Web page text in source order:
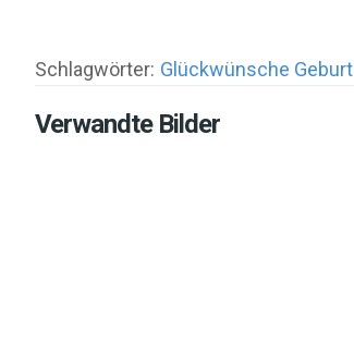
Schlagwörter: Glückwünsche Geburt
Verwandte Bilder